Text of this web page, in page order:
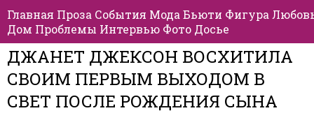
Главная Проза События Мода Бьюти Фигура
Дом Проблемы Интервью Фото Досье
ДЖАНЕТ ДЖЕКСОН ВОСХИТИЛА
СВОИМ ПЕРВЫМ ВЫХОДОМ В
СВЕТ ПОСЛЕ РОЖДЕНИЯ СЫНА